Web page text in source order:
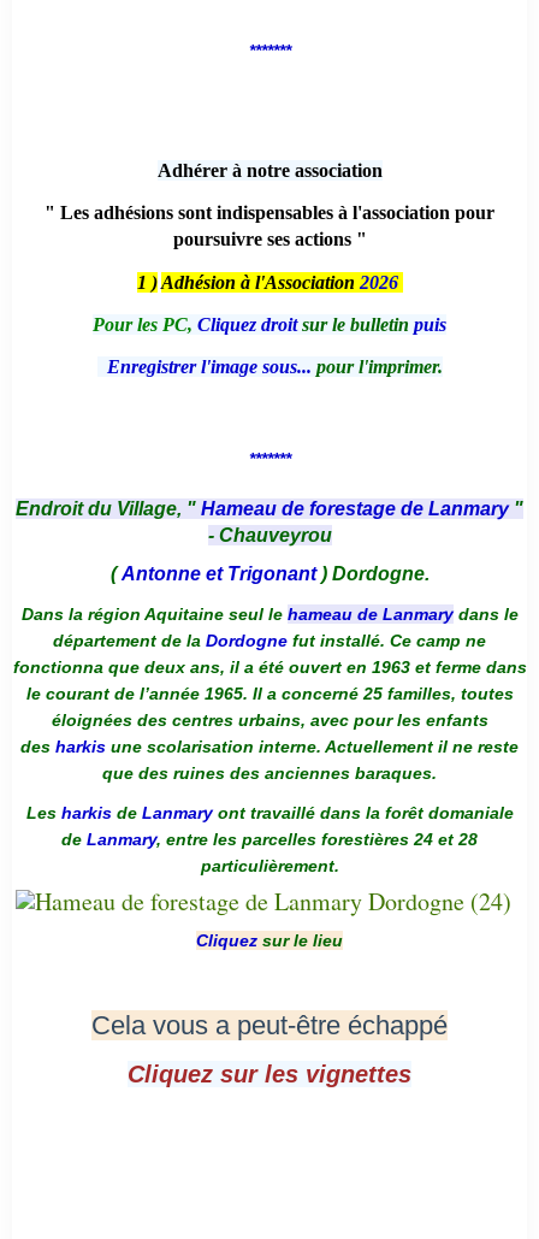
*******
Adhérer à notre association
" Les adhésions sont indispensables à l'association pour
poursuivre ses actions "
1 ) Adhésion à l'Association 2026
Pour les PC, Cliquez droitsur le bulletin puis
Enregistrer l'image sous... pour l'imprimer.
*******
Endroit du Village, " Hameau de forestage de Lanmary "
- Chauveyrou
(Antonne et Trigonant) Dordogne.
Dans la région Aquitaine seul le hameau de Lanmarydans le
département de la Dordogne fut installé. Ce camp ne
fonctionna que deux ans, il a été ouvert en 1963 et ferme dans
le courant de l’année 1965. Il a concerné 25 familles, toutes
éloignées des centres urbains, avec pour les enfants
des harkis une scolarisation interne. Actuellement il ne reste
que des ruines des anciennes baraques.
Les harkis de Lanmaryont travaillé dans la forêt domaniale
de Lanmary, entre les parcelles forestières 24 et 28
particulièrement.
Cliquez sur le lieu
Cela vous a peut-être échappé
Cliquez sur les vignettes